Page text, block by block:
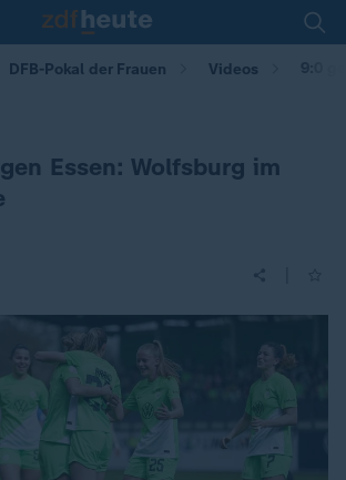
DFB-Pokal der Frauen Videos 9:0
Essen: Wolfsburg im